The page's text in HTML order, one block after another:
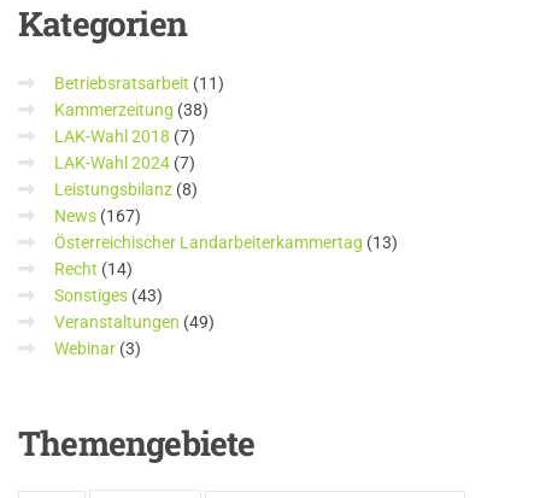
Kategorien
Betriebsratsarbeit (11)
Kammerzeitung (38)
LAK-Wahl 2018 (7)
LAK-Wahl 2024 (7)
Leistungsbilanz (8)
News (167)
Österreichischer Landarbeiterkammertag (13)
Recht (14)
Sonstiges (43)
Veranstaltungen (49)
Webinar (3)
Themengebiete